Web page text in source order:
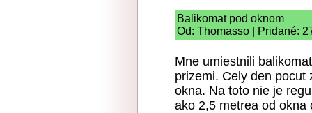
Balikomat pod oknom
Od: Thomasso | Pridané:
Mne umiestnili
prizemi. Cely den pocut
okna. Na toto nie je
ako 2,5 metrea od okna